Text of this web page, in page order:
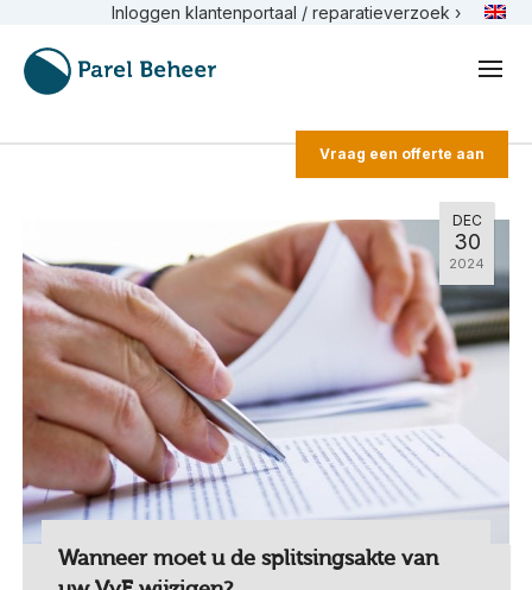
Vraag een offerte aan
Inloggen klantenportaal / reparatieverzoek ›
DEC
30
2024
Wanneer moet u de splitsingsakte van